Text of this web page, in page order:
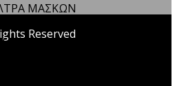
ΜΑΣΚΩΝ
ΠΑΡΟΧΗΣ ΑΕΡΑ
Reserved